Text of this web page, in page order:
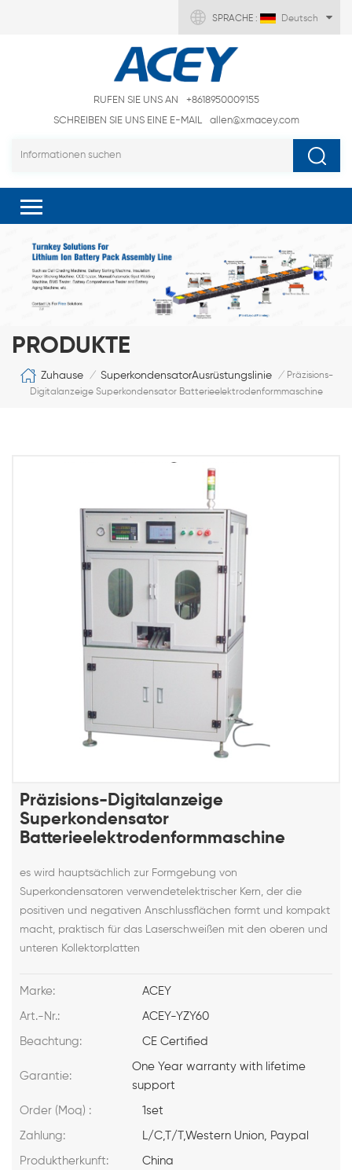
SPRACHE : Deutsch
RUFEN SIE UNS AN
+8618950009155
SCHREIBEN SIE UNS EINE E-MAIL
allen@xmacey.com
PRODUKTE
Zuhause / SuperkondensatorAusrüstungslinie / Präzisions-
Digitalanzeige Superkondensator Batterieelektrodenformmaschine
Präzisions-Digitalanzeige
Superkondensator
Batterieelektrodenformmaschine
es wird hauptsächlich zur Formgebung von
Superkondensatoren verwendetelektrischer Kern, der die
positiven und negativen Anschlussflächen formt und kompakt
macht, praktisch für das Laserschweißen mit den oberen und
unteren Kollektorplatten
Marke: ACEY
Art.-Nr.: ACEY-YZY60
Beachtung: CE Certified
Garantie:
One Year warranty with lifetime
support
Order (Moq) : 1set
Zahlung: L/C,T/T,Western Union, Paypal
Produktherkunft: China